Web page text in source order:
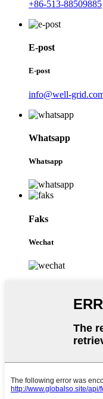
+86-513-88509885
E-post
E-post
info@well-
Whatsapp
Whatsapp
Faks
Wechat